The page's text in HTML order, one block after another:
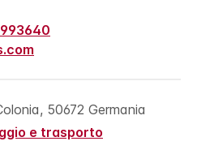
, 50672 Germania
e trasporto